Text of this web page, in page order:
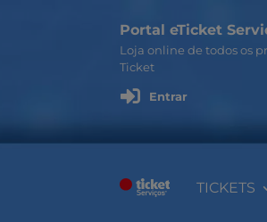
Portal eTicket
Loja online de todos os
Ticket
 Entrar
TICKETS